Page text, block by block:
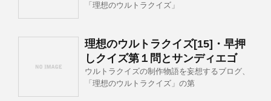
「理想のウルトラクイズ」
理想のウルトラクイズ[15]・早押
しクイズ第１問とサンディエゴ
ウルトラクイズの制作物語を妄想するブログ、
「理想のウルトラクイズ」の第